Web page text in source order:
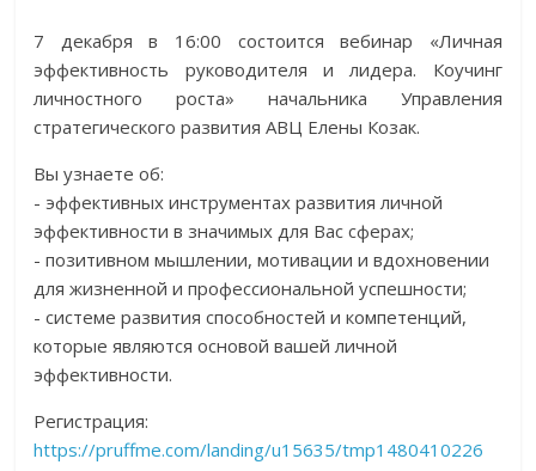
7 декабря в 16:00 состоится вебинар «Личная
эффективность руководителя и лидера. Коучинг
личностного роста» начальника Управления
стратегического развития АВЦ Елены Козак.
Вы узнаете об:
- эффективных инструментах развития личной
эффективности в значимых для Вас сферах;
- позитивном мышлении, мотивации и вдохновении
для жизненной и профессиональной успешности;
- системе развития способностей и компетенций,
которые являются основой вашей личной
эффективности.
Регистрация:
https://pruffme.com/landing/u15635/tmp1480410226